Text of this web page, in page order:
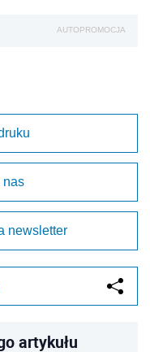
AUTOPROMOCJA
nas
newsletter
artykułu